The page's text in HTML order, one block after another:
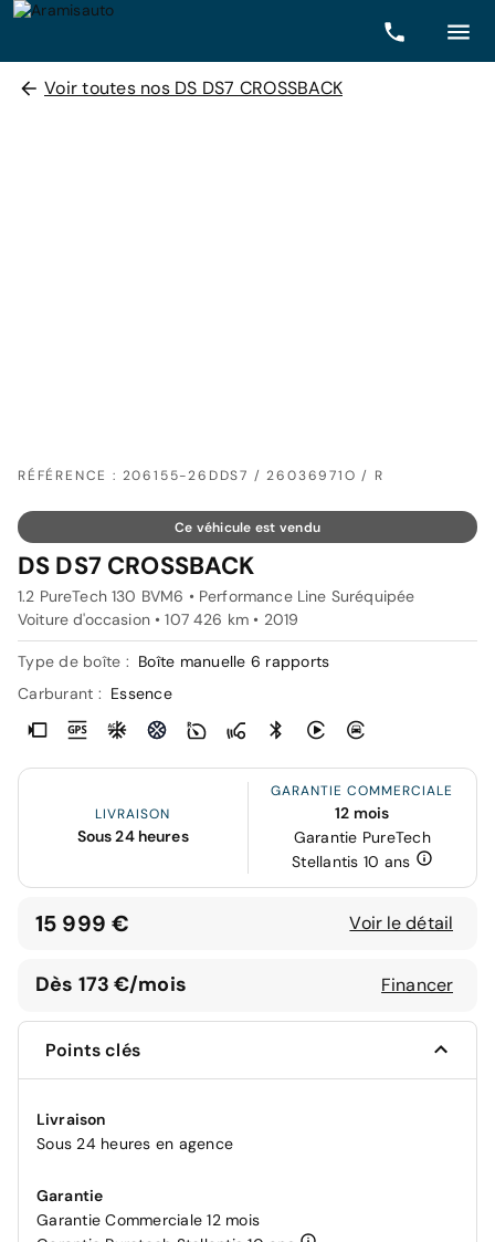
Voir toutes nos DS DS7 CROSSBACK
RÉFÉRENCE : 206155-26DDS7 / 26036971O / R
Ce véhicule est vendu
DS DS7 CROSSBACK
1.2 PureTech 130 BVM6 • Performance Line Suréquipée
Voiture d'occasion • 107 426 km • 2019
Type de boîte : Boîte manuelle 6 rapports
Carburant : Essence
LIVRAISON
Sous 24 heures
GARANTIE COMMERCIALE
12 mois
Garantie PureTech
Stellantis 10 ans
15 999 € Voir le détail
Dès 173 €/mois Financer
Points clés
Livraison
Sous 24 heures en agence
Garantie
Garantie Commerciale 12 mois